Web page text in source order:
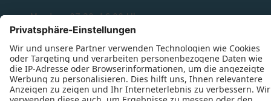
Montag: 07:30–16:00 Uhr
Dienstag: 07:30–16:00 Uhr
Mittwoch: 07:30–16:00 Uhr
Donnerstag: 07:30–16:00 Uhr
Freitag: 07:30–16:00 Uhr